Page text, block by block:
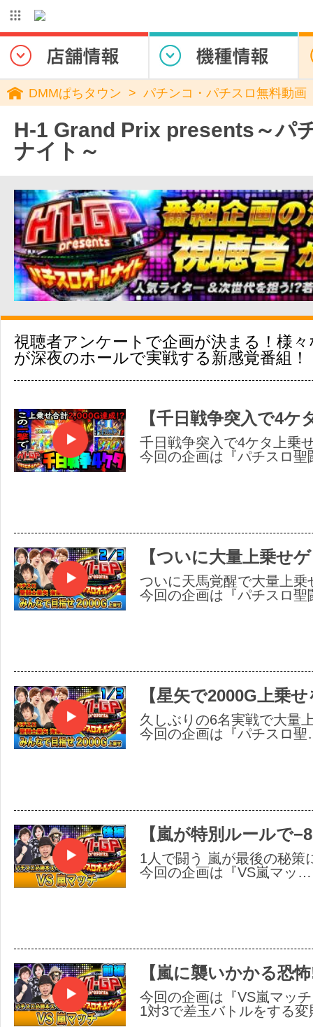
DMMぱちタウン パチンコ・パチスロ無料動画
H-1 Grand Prix presents～パ
ナイト～
視聴者アンケートで企画が決まる！様
が深夜のホールで実戦する新感覚番組！
【千日戦争突入で4
千日戦争突入で4ケタ上乗
今回の企画は『パチスロ
【ついに大量上乗せ
ついに天馬覚醒で大量上乗
今回の企画は『パチスロ
【星矢で2000G上乗
久しぶりの6名実戦で大量
今回の企画は『パチスロ
【嵐が特別ルールで
1人で闘う 嵐が最後の秘策
今回の企画は『VS嵐マッ…
【嵐に襲いかかる恐
今回の企画は『VS嵐マッ
1対3で差玉バトルをする